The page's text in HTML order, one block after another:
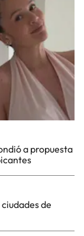
a propuesta
de